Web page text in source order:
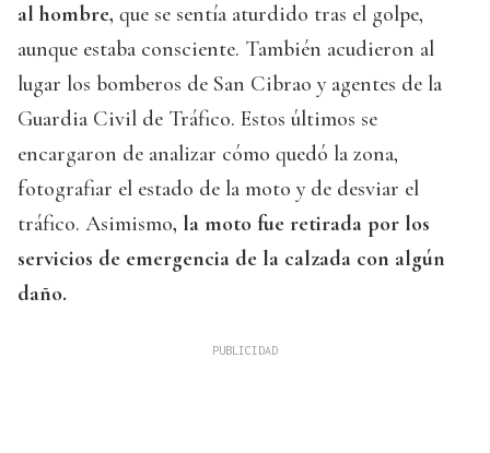
al hombre, que se sentía aturdido tras el golpe,
aunque estaba consciente. También acudieron al
lugar los bomberos de San Cibrao y agentes de la
Guardia Civil de Tráfico. Estos últimos se
encargaron de analizar cómo quedó la zona,
fotografiar el estado de la moto y de desviar el
tráfico. Asimismo, la moto fue retirada por los
servicios de emergencia de la calzada con algún
daño.